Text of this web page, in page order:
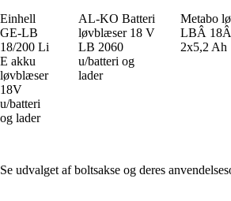
Einhell
GE-LB
18/200 Li
E akku
løvblæser
18V
u/batteri
og lader
AL-KO Batteri
løvblæser 18 V
LB 2060
u/batteri og
lader
Metabo
LBÂ
2x5,2 Ah
Se udvalget af boltsakse og deres